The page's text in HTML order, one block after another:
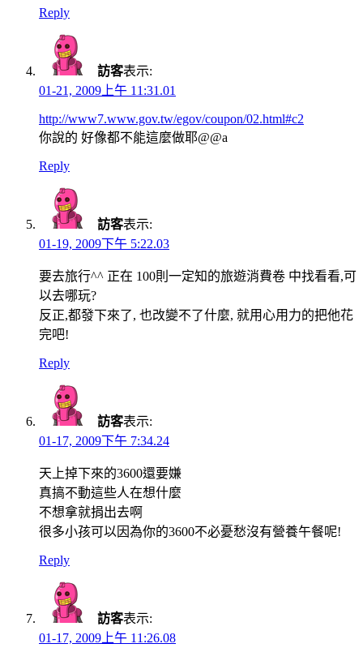
Reply
訪客表示:
01-21, 2009上午 11:31.01
http://www7.www.gov.tw/egov/coupon/02.html#c2
你說的 好像都不能這麼做耶@@a
Reply
訪客表示:
01-19, 2009下午 5:22.03
要去旅行^^ 正在 100則一定知的旅遊消費卷 中找看看,可
以去哪玩?
反正,都發下來了, 也改變不了什麼, 就用心用力的把他花
完吧!
Reply
訪客表示:
01-17, 2009下午 7:34.24
天上掉下來的3600還要嫌
真搞不動這些人在想什麼
不想拿就捐出去啊
很多小孩可以因為你的3600不必憂愁沒有營養午餐呢!
Reply
訪客表示:
01-17, 2009上午 11:26.08